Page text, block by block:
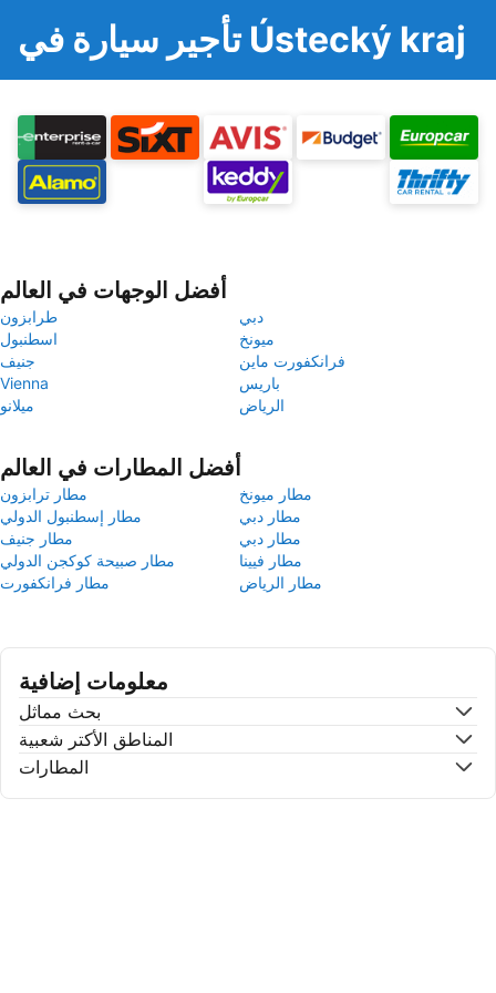
تأجير سيارة في Ústecký kraj
أفضل الوجهات في العالم
طرابزون
دبي
اسطنبول
ميونخ
جنيف
فرانكفورت ماين
Vienna
باريس
ميلانو
الرياض
أفضل المطارات في العالم
مطار ترابزون
مطار ميونخ
مطار إسطنبول الدولي
مطار دبي
مطار جنيف
مطار دبي
مطار صبيحة كوكجن الدولي
مطار فيينا
مطار فرانكفورت
مطار الرياض
معلومات إضافية
بحث مماثل
المناطق الأكتر شعبية
المطارات